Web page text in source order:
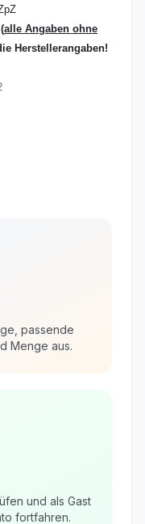
(alle Angaben ohne
Herstellerangaben!
passende
Menge aus.
und als Gast
fortfahren.